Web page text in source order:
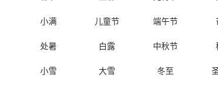
小满 儿童节 端午节
处暑 白露 中秋节
小雪 大雪 冬至